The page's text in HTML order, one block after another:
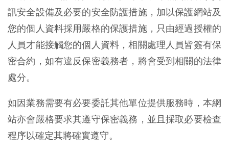
訊安全設備及必要的安全防護措施，加以保護網站及
您的個人資料採用嚴格的保護措施，只由經過授權的
人員才能接觸您的個人資料，相關處理人員皆簽有保
密合約，如有違反保密義務者，將會受到相關的法律
處分。
如因業務需要有必要委託其他單位提供服務時，本網
站亦會嚴格要求其遵守保密義務，並且採取必要檢查
程序以確定其將確實遵守。